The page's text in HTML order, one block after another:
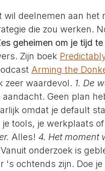
deelnemen aan het
die zou werken.
geheimen om je tijd
Zijn boek
Arming the
zeer waardevol. 1. De
Geen plan
omdat je default
tools, je werkplaats
Alles! 4. Het moment
Vanuit onderzoek is
's ochtends zijn. Doe